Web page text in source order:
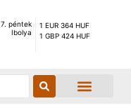
péntek
Ibolya
1 EUR 364 HUF
1 GBP 424 HUF